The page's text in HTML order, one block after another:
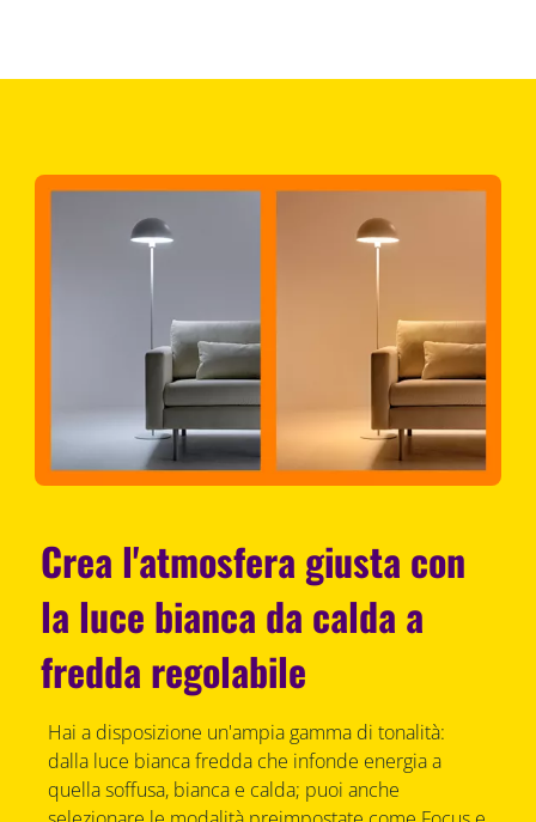
Crea l'atmosfera giusta con
la luce bianca da calda a
fredda regolabile
Hai a disposizione un'ampia gamma di tonalità:
dalla luce bianca fredda che infonde energia a
quella soffusa, bianca e calda; puoi anche